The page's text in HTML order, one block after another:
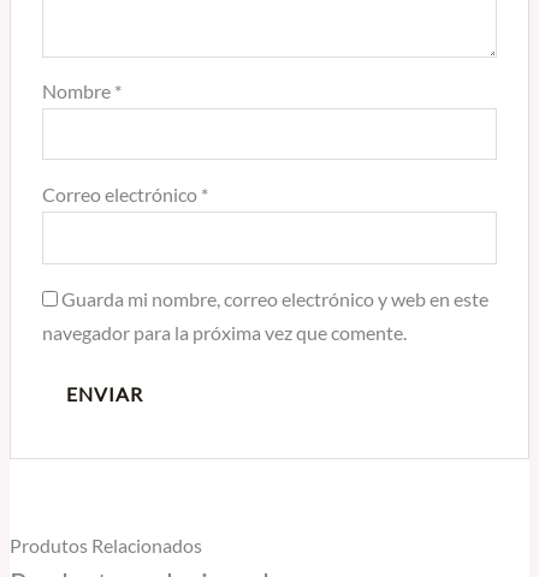
Nombre *
Correo electrónico *
Guarda mi nombre, correo electrónico y web en este
navegador para la próxima vez que comente.
Produtos Relacionados